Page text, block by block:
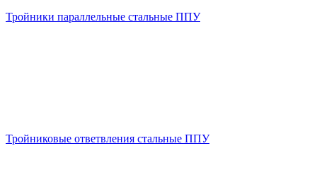
Тройники параллельные стальные ППУ
Тройниковые ответвления стальные ППУ